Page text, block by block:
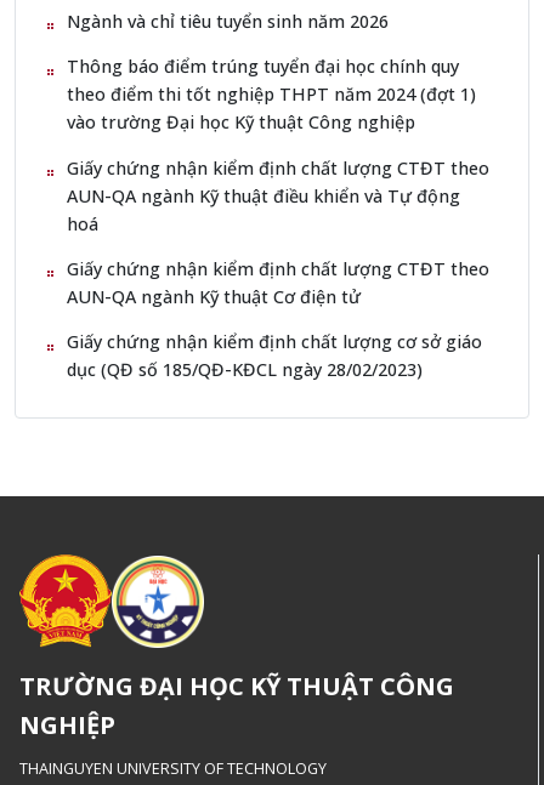
Ngành và chỉ tiêu tuyển sinh năm 2026
Thông báo điểm trúng tuyển đại học chính quy
theo điểm thi tốt nghiệp THPT năm 2024 (đợt 1)
vào trường Đại học Kỹ thuật Công nghiệp
Giấy chứng nhận kiểm định chất lượng CTĐT theo
AUN-QA ngành Kỹ thuật điều khiển và Tự động
hoá
Giấy chứng nhận kiểm định chất lượng CTĐT theo
AUN-QA ngành Kỹ thuật Cơ điện tử
Giấy chứng nhận kiểm định chất lượng cơ sở giáo
dục (QĐ số 185/QĐ-KĐCL ngày 28/02/2023)
TRƯỜNG ĐẠI HỌC KỸ THUẬT CÔNG
NGHIỆP
THAINGUYEN UNIVERSITY OF TECHNOLOGY